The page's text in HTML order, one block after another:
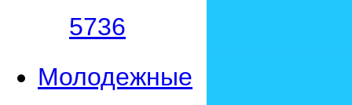
5736
Молодежные